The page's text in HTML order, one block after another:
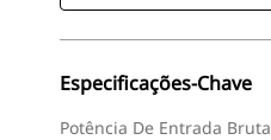
Especificações-Chave
Potência De Entrada Bruta